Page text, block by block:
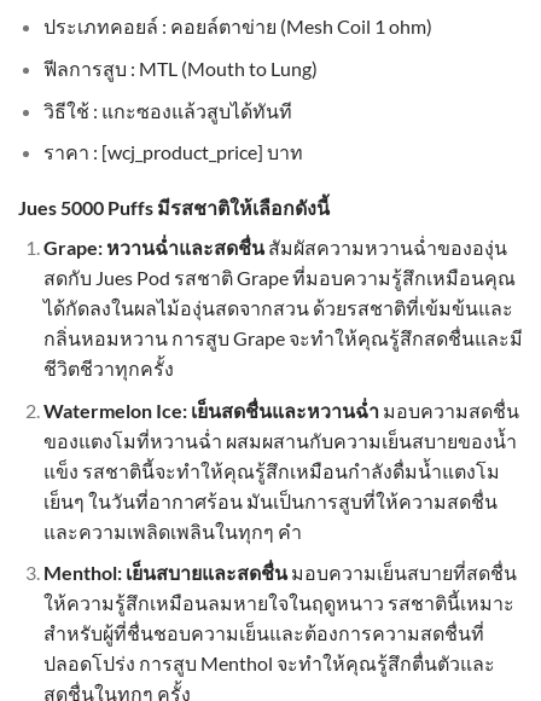
ประเภทคอยล์ : คอยล์ตาข่าย (Mesh Coil 1 ohm)
ฟีลการสูบ : MTL (Mouth to Lung)
วิธีใช้ : แกะซองแล้วสูบได้ทันที
ราคา : [wcj_product_price] บาท
Jues 5000 Puffs มีรสชาติให้เลือกดังนี้
Grape: หวานฉ่ำและสดชื่นสัมผัสความหวานฉ่ำขององุ่น
สดกับ Jues Pod รสชาติ Grape ที่มอบความรู้สึกเหมือนคุณ
ได้กัดลงในผลไม้องุ่นสดจากสวน ด้วยรสชาติที่เข้มข้นและ
กลิ่นหอมหวาน การสูบ Grape จะทำให้คุณรู้สึกสดชื่นและมี
ชีวิตชีวาทุกครั้ง
Watermelon Ice: เย็นสดชื่นและหวานฉ่ำ มอบความสดชื่น
ของแตงโมที่หวานฉ่ำ ผสมผสานกับความเย็นสบายของน้ำ
แข็ง รสชาตินี้จะทำให้คุณรู้สึกเหมือนกำลังดื่มน้ำแตงโม
เย็นๆ ในวันที่อากาศร้อน มันเป็นการสูบที่ให้ความสดชื่น
และความเพลิดเพลินในทุกๆ คำ
Menthol: เย็นสบายและสดชื่นมอบความเย็นสบายที่สดชื่น
ให้ความรู้สึกเหมือนลมหายใจในฤดูหนาว รสชาตินี้เหมาะ
สำหรับผู้ที่ชื่นชอบความเย็นและต้องการความสดชื่นที่
ปลอดโปร่ง การสูบ Menthol จะทำให้คุณรู้สึกตื่นตัวและ
สดชื่นในทุกๆ ครั้ง